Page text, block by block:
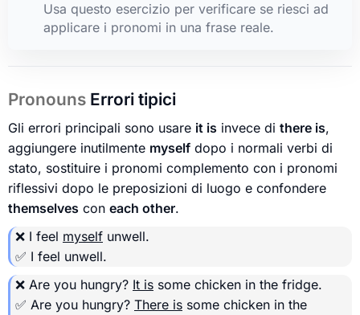
Usa questo esercizio per verificare se riesci ad
applicare i pronomi in una frase reale.
Pronouns Errori tipici
Gli errori principali sono usare it is invece di there is,
aggiungere inutilmente myself dopo i normali verbi di
stato, sostituire i pronomi complemento con i pronomi
riflessivi dopo le preposizioni di luogo e confondere
themselves con each other.
❌ I feel myself unwell.
✅ I feel unwell.
❌ Are you hungry? It is some chicken in the fridge.
✅ Are you hungry? There is some chicken in the